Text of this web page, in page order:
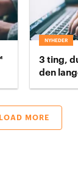
NYHEDER
3 ting,
den
LOAD MORE